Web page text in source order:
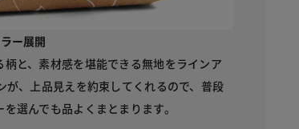
ー展開
と、素材感を堪能できる無地をラインア
が、上品見えを約束してくれるので、普段
を選んでも品よくまとまります。